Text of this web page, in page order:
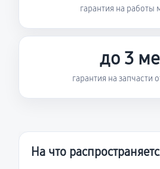
гарантия на работы
до 3
гарантия на запчасти
На что